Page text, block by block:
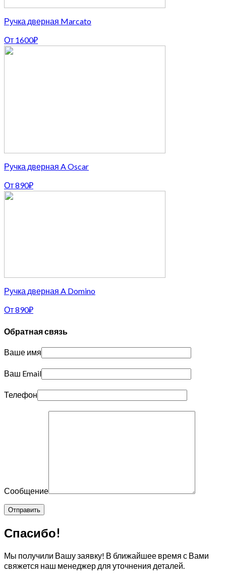
Ручка дверная Marcato
От 1600₽
Ручка дверная A Oscar
От890₽
Ручка дверная A Domino
От890₽
Обратная связь
Ваше имя
Ваш Email
Телефон
Сообщение
Спасибо!
Мы получили Вашу заявку! В ближайшее время с Вами
свяжется наш менеджер для уточнения деталей.